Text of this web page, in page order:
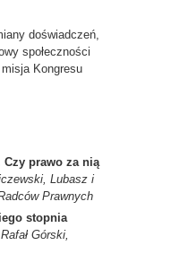
doświadczeń,
społeczności
Kongresu
Czy prawo za nią
Lubasz i
Prawnych
stopnia
Rafał Górski,